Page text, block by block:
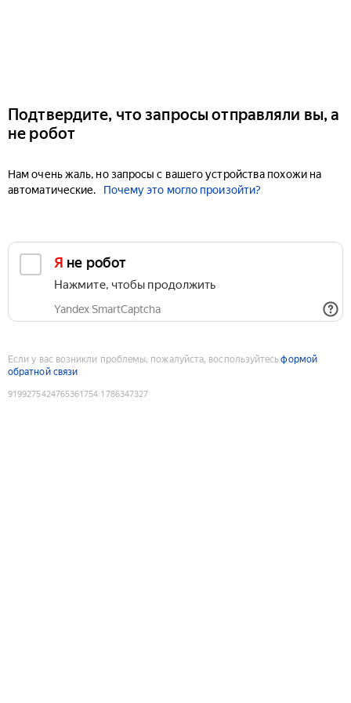
Подтвердите, что запросы отправляли вы, а
не робот
Нам очень жаль, но запросы с вашего устройства похожи на
автоматические.
Почему это могло произойти?
Я не робот
Нажмите, чтобы продолжить
Yandex SmartCaptcha
Если у вас возникли проблемы, пожалуйста, воспользуйтесьформой
обратной связи
9199275424765361754:1786347327